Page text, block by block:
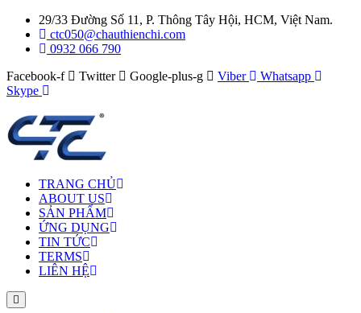
29/33 Đường Số 11, P. Thông Tây Hội, HCM, Việt Nam.
ctc050@chauthienchi.com
0932 066 790
Facebook-f
Twitter Google-plus-g Viber
Whatsapp
Skype
TRANG CHỦ
ABOUT US
SẢN PHẨM
ỨNG DỤNG
TIN TỨC
TERMS
LIÊN HỆ